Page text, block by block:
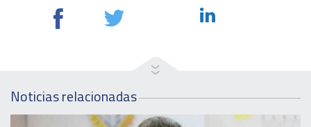
Noticias relacionadas